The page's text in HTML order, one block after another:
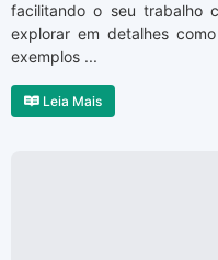
facilitando o seu trabalho
explorar em detalhes
exemplos ...
Leia Mais